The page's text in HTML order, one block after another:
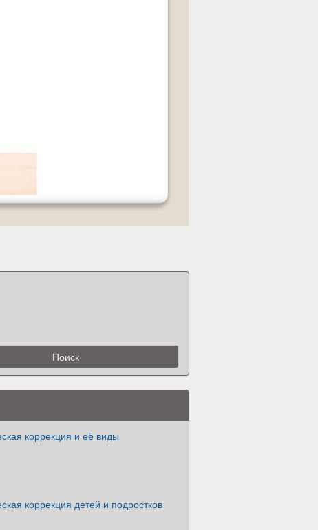
коррекция и её виды
коррекция детей и подростков